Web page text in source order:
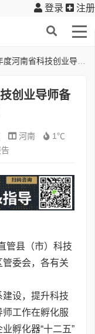
登录 注册
科技创业导师备案名单的通知
创业导师备
河南
1℃
管县（市）科技
委会，各有关
设，提升科技
工作在孵化服
孵化器“十二五”